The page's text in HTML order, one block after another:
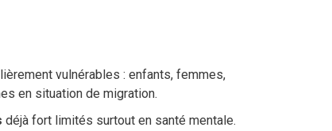
vulnérables : enfants, femmes,
en situation de migration.
déjà fort limités surtout en santé mentale.